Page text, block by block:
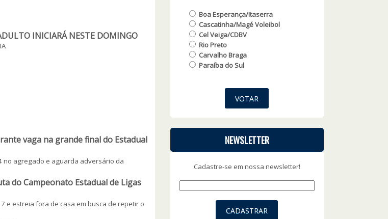
INICIARÁ NESTE DOMINGO
vaga na grande final do Estadual
no agregado e aguarda adversário da
do Campeonato Estadual de Ligas
e estreia fora de casa em busca de repetir o
Boa Esperança/Itaserra
Cascatinha/Magé Voleibol
Cel Veiga/CDBV
Rio Preto
Carvalho Braga
Paraíba do Sul
NEWSLETTER
Cadastre-se em nossa newsletter!